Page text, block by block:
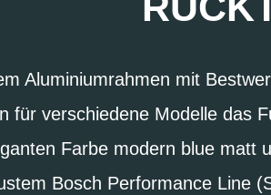
Aluminiumrahmen mit
für verschiedene Modelle das
Farbe modern blue matt
Bosch Performance Line